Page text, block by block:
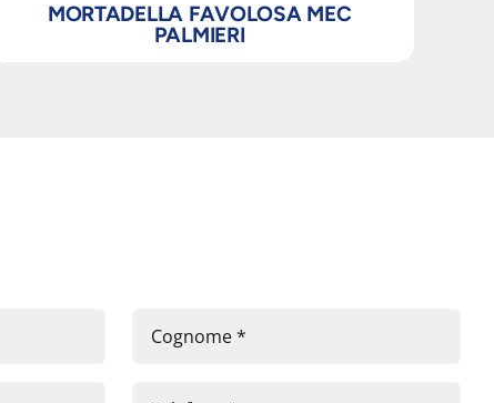
MORTADELLA FAVOLOSA MEC
PALMIERI